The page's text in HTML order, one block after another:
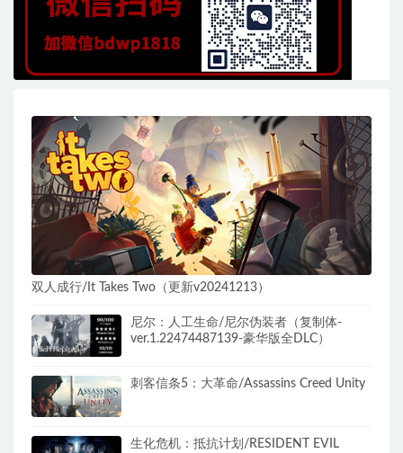
双人成行/It Takes Two（更新v20241213）
尼尔：人工生命/尼尔伪装者（复制体-
ver.1.22474487139-豪华版全DLC）
刺客信条5：大革命/Assassins Creed Unity
生化危机：抵抗计划/RESIDENT EVIL